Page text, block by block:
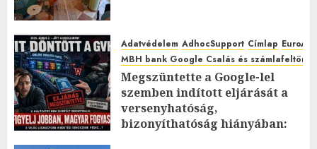
Adatvédelem AdhocSupport Címlap
MBH bank Google Csalás és
Megszüntette a Google-lel
szemben indított eljárását a
versenyhatóság,
bizonyíthatóság hiányában: